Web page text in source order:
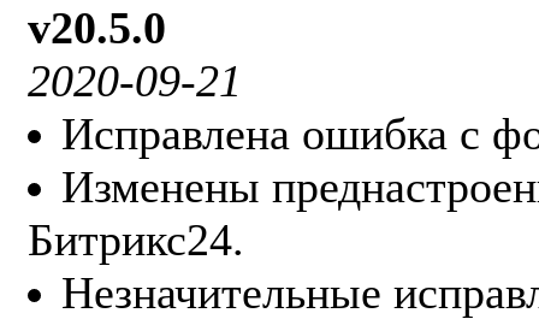
v20.5.0
2020-09-21
Исправлена ошибка с
Изменены
Битрикс24.
Незначительные